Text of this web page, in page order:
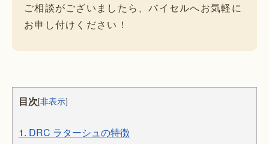
ご相談がございましたら、バイセルへお気軽に
お申し付けください！
目次[非表示]
1. DRC ラターシュの特徴